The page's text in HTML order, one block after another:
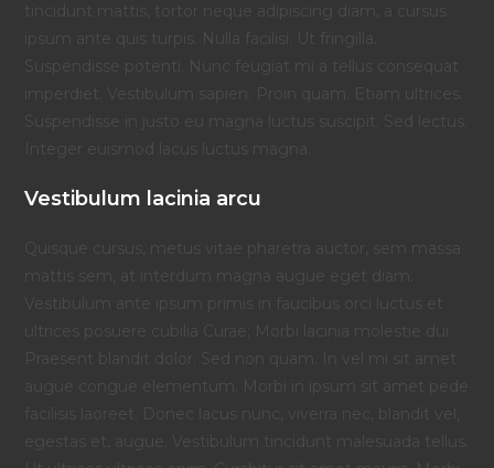
tincidunt mattis, tortor neque adipiscing diam, a cursus
ipsum ante quis turpis. Nulla facilisi. Ut fringilla.
Suspendisse potenti. Nunc feugiat mi a tellus consequat
imperdiet. Vestibulum sapien. Proin quam. Etiam ultrices.
Suspendisse in justo eu magna luctus suscipit. Sed lectus.
Integer euismod lacus luctus magna.
Vestibulum lacinia arcu
Quisque cursus, metus vitae pharetra auctor, sem massa
mattis sem, at interdum magna augue eget diam.
Vestibulum ante ipsum primis in faucibus orci luctus et
ultrices posuere cubilia Curae; Morbi lacinia molestie dui.
Praesent blandit dolor. Sed non quam. In vel mi sit amet
augue congue elementum. Morbi in ipsum sit amet pede
facilisis laoreet. Donec lacus nunc, viverra nec, blandit vel,
egestas et, augue. Vestibulum tincidunt malesuada tellus.